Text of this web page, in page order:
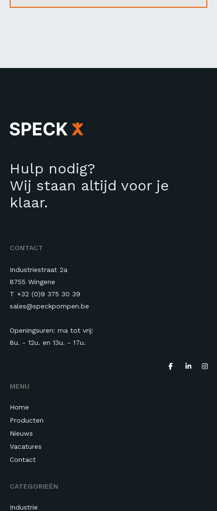
Hulp nodig?
Wij staan altijd voor je
klaar.
CONTACT
Industriestraat 2a
8755 Wingene
T +32 (0)9 375 30 39
sales@speckpompen.be
Openingsuren: ma tot vrij:
8u. - 12u. en 13u. - 17u.
MENU
Home
Producten
Nieuws
Vacatures
Contact
CATEGORIEËN
Industrie